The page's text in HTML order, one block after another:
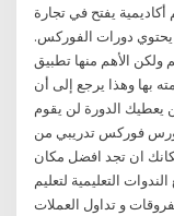
يفتح في تجارة
يحتوي دورات الفوركس.
الأهم منها تطبيق
بها وهذا يرجع إلى أن
الدورة لن يقوم
فوركس تدريبي من
ان تجد افضل مكان
التعليمية لتعليم
و تداول العملات